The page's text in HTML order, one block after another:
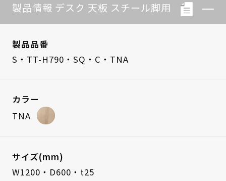
製品情報 デスク 天板 スチール脚用
製品品番
S・TT-H790・SQ・C・TNA
カラー
TNA
サイズ(mm)
W1200・D600・t25